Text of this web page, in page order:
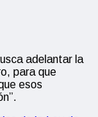
adelantar la
para que
esos